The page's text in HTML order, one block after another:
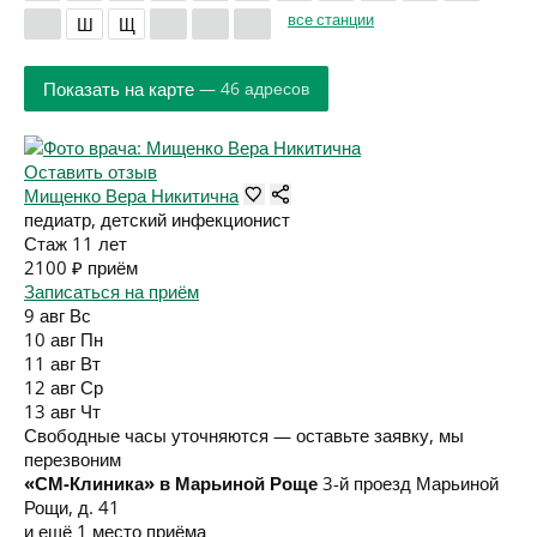
Ш Щ все станции
Показать на карте — 46 адресов
Оставить отзыв
Мищенко Вера Никитична
педиатр, детский инфекционист
Стаж 11 лет
2100 ₽ приём
Записаться на приём
9 авг Вс
10 авг Пн
11 авг Вт
12 авг Ср
13 авг Чт
Свободные часы уточняются — оставьте заявку, мы
перезвоним
«СМ-Клиника» в Марьиной Роще 3-й проезд Марьиной
Рощи, д. 41
и ещё 1 место приёма